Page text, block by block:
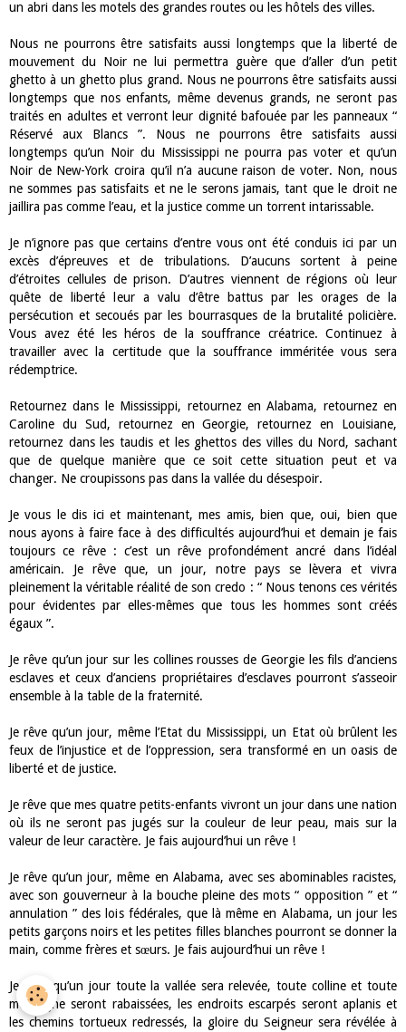
un abri dans les motels des grandes routes ou les hôtels des villes.
Nous ne pourrons être satisfaits aussi longtemps que la liberté de
mouvement du Noir ne lui permettra guère que d’aller d’un petit
ghetto à un ghetto plus grand. Nous ne pourrons être satisfaits aussi
longtemps que nos enfants, même devenus grands, ne seront pas
traités en adultes et verront leur dignité bafouée par les panneaux “
Réservé aux Blancs ”. Nous ne pourrons être satisfaits aussi
longtemps qu’un Noir du Mississippi ne pourra pas voter et qu’un
Noir de New-York croira qu’il n’a aucune raison de voter. Non, nous
ne sommes pas satisfaits et ne le serons jamais, tant que le droit ne
jaillira pas comme l’eau, et la justice comme un torrent intarissable.
Je n’ignore pas que certains d’entre vous ont été conduis ici par un
excès d’épreuves et de tribulations. D’aucuns sortent à peine
d’étroites cellules de prison. D’autres viennent de régions où leur
quête de liberté leur a valu d’être battus par les orages de la
persécution et secoués par les bourrasques de la brutalité policière.
Vous avez été les héros de la souffrance créatrice. Continuez à
travailler avec la certitude que la souffrance imméritée vous sera
rédemptrice.
Retournez dans le Mississippi, retournez en Alabama, retournez en
Caroline du Sud, retournez en Georgie, retournez en Louisiane,
retournez dans les taudis et les ghettos des villes du Nord, sachant
que de quelque manière que ce soit cette situation peut et va
changer. Ne croupissons pas dans la vallée du désespoir.
Je vous le dis ici et maintenant, mes amis, bien que, oui, bien que
nous ayons à faire face à des difficultés aujourd’hui et demain je fais
toujours ce rêve : c’est un rêve profondément ancré dans l’idéal
américain. Je rêve que, un jour, notre pays se lèvera et vivra
pleinement la véritable réalité de son credo : “ Nous tenons ces vérités
pour évidentes par elles-mêmes que tous les hommes sont créés
égaux ”.
Je rêve qu’un jour sur les collines rousses de Georgie les fils d’anciens
esclaves et ceux d’anciens propriétaires d’esclaves pourront s’asseoir
ensemble à la table de la fraternité.
Je rêve qu’un jour, même l’Etat du Mississippi, un Etat où brûlent les
feux de l’injustice et de l’oppression, sera transformé en un oasis de
liberté et de justice.
Je rêve que mes quatre petits-enfants vivront un jour dans une nation
où ils ne seront pas jugés sur la couleur de leur peau, mais sur la
valeur de leur caractère. Je fais aujourd’hui un rêve !
Je rêve qu’un jour, même en Alabama, avec ses abominables racistes,
avec son gouverneur à la bouche pleine des mots “ opposition ” et “
annulation ” des lois fédérales, que là même en Alabama, un jour les
petits garçons noirs et les petites filles blanches pourront se donner la
main, comme frères et sœurs. Je fais aujourd’hui un rêve !
Je rêve qu’un jour toute la vallée sera relevée, toute colline et toute
montagne seront rabaissées, les endroits escarpés seront aplanis et
les chemins tortueux redressés, la gloire du Seigneur sera révélée à